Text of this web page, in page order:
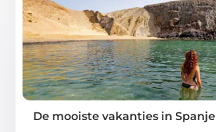
De mooiste vakanties in Spanje